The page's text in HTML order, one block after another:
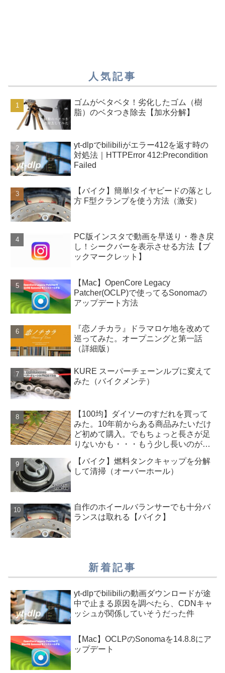
人気記事
ゴムがベタベタ！劣化したゴム（樹
脂）のベタつき除去【加水分解】
yt-dlpでbilibiliがエラー412を返す時の
対処法｜HTTPError 412:Precondition
Failed
【バイク】簡単!タイヤビードの落とし
方 F型クランプを使う方法（激安）
PC版インスタで動画を早送り・巻き戻
し！シークバーを表示させる方法【ブ
ックマークレット】
【Mac】OpenCore Legacy
Patcher(OCLP)で使ってるSonomaの
アップデート方法
『恋ノチカラ』ドラマロケ地を改めて
巡ってみた。オープニングと第一話
（詳細版）
KURE スーパーチェーンルブに変えて
みた（バイクメンテ）
【100均】ダイソーのすだれを買って
みた。10年前からある商品みたいだけ
ど初めて購入。でもちょっと長さが足
りないかも・・・もう少し長いのがあ
【バイク】燃料タンクキャップを分解
して清掃（オーバーホール）
自作のホイールバランサーでも十分バ
ランスは取れる【バイク】
新着記事
yt-dlpでbilibiliの動画ダウンロードが途
中で止まる原因を調べたら、CDNキャ
ッシュが関係していそうだった件
【Mac】OCLPのSonomaを14.8.8にア
ップデート